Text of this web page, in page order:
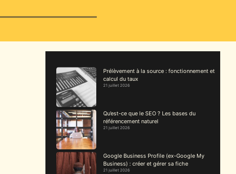
Prélèvement à la source : fonctionnement et
calcul du taux
21 juillet 2026
Qu’est-ce que le SEO ? Les bases du
référencement naturel
21 juillet 2026
Google Business Profile (ex-Google My
Business) : créer et gérer sa fiche
21 juillet 2026